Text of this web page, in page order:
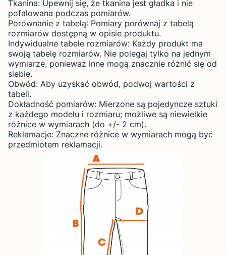
Tkanina: Upewnij się, że tkanina jest gładka i nie
pofalowana podczas pomiarów.
Porównanie z tabelą: Pomiary porównaj z tabelą
rozmiarów dostępną w opisie produktu.
Indywidualne tabele rozmiarów: Każdy produkt ma
swoją tabelę rozmiarów. Nie polegaj tylko na jednym
wymiarze, ponieważ inne mogą znacznie różnić się od
siebie.
Obwód: Aby uzyskać obwód, podwoj wartości z
tabeli.
Dokładność pomiarów: Mierzone są pojedyncze sztuki
z każdego modelu i rozmiaru; możliwe są niewielkie
różnice w wymiarach (do +/- 2 cm).
Reklamacje: Znaczne różnice w wymiarach mogą być
przedmiotem reklamacji.